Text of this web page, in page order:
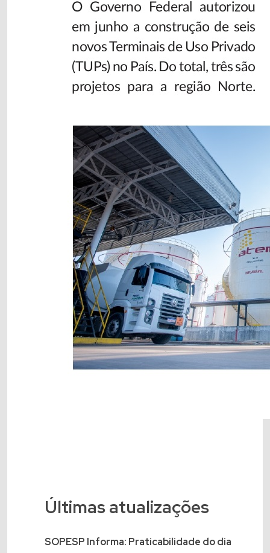
Últimas atualizações
SOPESP Informa: Praticabilidade do dia